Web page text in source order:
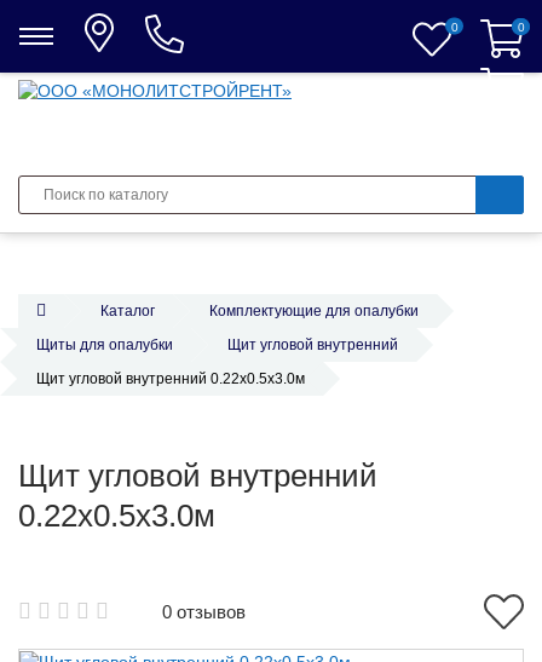
0 0
0
Каталог
Комплектующие для опалубки
Щиты для опалубки
Щит угловой внутренний
Щит угловой внутренний 0.22х0.5х3.0м
Щит угловой внутренний
0.22х0.5х3.0м
0 отзывов